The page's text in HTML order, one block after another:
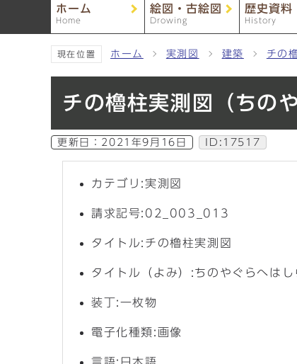
ホーム
Home
絵図・古絵図
Drowing
歴史資料
History
現在位置 ホーム 実測図 建築 チの
チの櫓柱実測図（ちの
更新日： 2021年9月16日 ID:17517
カテゴリ:実測図
請求記号:02_003_013
タイトル:チの櫓柱実測図
タイトル（よみ）:ちのやぐらへは
装丁:一枚物
電子化種類:画像